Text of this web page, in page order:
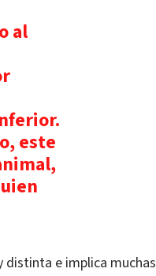
al
este
distinta e implica muchas